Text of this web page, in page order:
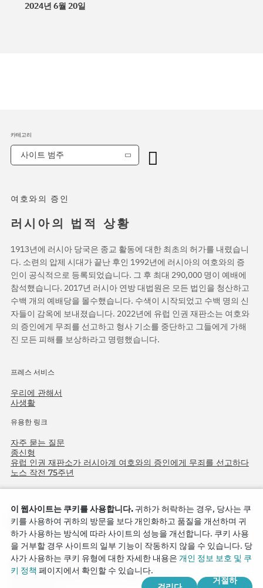
2024년 6월 20일
여호와의 증인
러시아의 법적 상황
1913년에 러시아 당국은 종교 활동에 대한 최초의 허가를 내렸습니
다. 소련의 압제 시대가 끝난 후인 1992년에 러시아의 여호와의 증
인이 공식적으로 등록되었습니다. 그 후 최대 290,000 명이 예배에
참석했습니다. 2017년 러시아 연방 대법원은 모든 법인을 청산하고
수백 개의 예배당을 몰수했습니다. 수색이 시작되었고 수백 명의 신
자들이 감옥에 보내졌습니다. 2022년에 유럽 인권 재판소는 여호와
의 증인에게 무죄를 선고하고 형사 기소를 중단하고 그들에게 가해
진 모든 피해를 보상하라고 명령했습니다.
프레스 서비스
우리에 관해서
사생활
유용한 링크
자주 묻는 질문
종신형
유럽 인권 재판소가 러시아계 여호와의 증인에게 무죄를 선고하다
노스 작전 75주년
카테고리
사이트 범주
Copyright © 2026
Watch Tower Bible and Tract Society of Korea.
이 웹사이트는 쿠키를 사용합니다. 귀하가 허락하는 경우, 당사는 쿠
키를 사용하여 귀하의 방문을 보다 개인화하고 품질을 개선하며 귀
하가 사용하는 방식에 따라 사이트의 성능을 개선합니다. 쿠키 사용
을 거부할 경우 사이트의 일부 기능이 작동하지 않을 수 있습니다. 당
사가 사용하는 쿠키 유형에 대한 자세한 내용은 개인 정보 보호 및 쿠
키 정책 페이지에서 확인할 수 있습니다.
거절하